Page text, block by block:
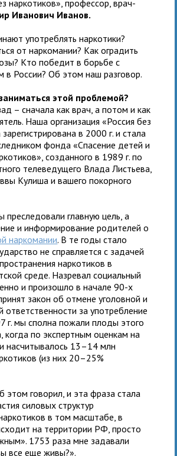
наркотиков», профессор, врач-
Иванович Иванов.
употреблять наркотики?
от наркомании? Как оградить
Кто победит в борьбе с
в России? Об этом наш разговор.
этой проблемой?
– сначала как врач, а потом и как
Наша организация «Россия без
в 2000 г. и стала
фонда «Спасение детей и
созданного в 1989 г. по
телеведущего Влада Листьева,
Кулиша и вашего покорного
главную цель, а
и информирование родителей о
наркомании. В те годы стало
не справляется с задачей
наркотиков в
среде. Назревал социальный
и произошло в начале 90-х
закон об отмене уголовной и
ответственности за употребление
г. мы сполна пожали плоды этого
когда по экспертным оценкам на
насчитывалось 13–14 млн
(из них 20–25%
этом говорил, и эта фраза стала
силовых структур
в том масштабе, в
на территории РФ, просто
1753 раза мне задавали
все еще живы?».